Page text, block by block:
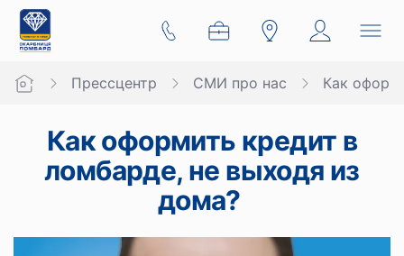
Прессцентр СМИ про нас Как
Как оформить кредит в
ломбарде, не выходя из
дома?